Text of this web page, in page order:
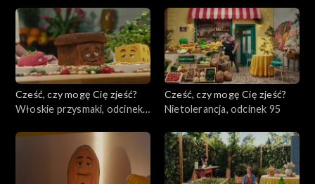
Cześć, czy mogę Cię zjeść?
Włoskie przysmaki, odcinek
Cześć, czy mogę Cię zjeść?
Nietolerancja, odcinek 95